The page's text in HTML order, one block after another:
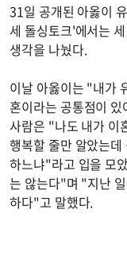
31일 공개된 아옳이
세 돌싱토크'에서는
생각을 나눴다.
이날 아옳이는 "내가
혼이라는 공통점이
사람은 "나도 내가 이
행복할 줄만 알았는
하느냐"라고 입을 모
는 않는다"며 "지난
하다"고 말했다.